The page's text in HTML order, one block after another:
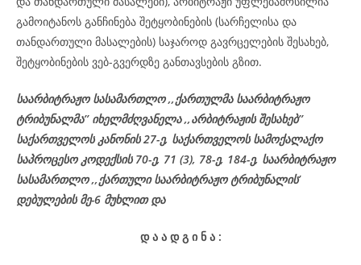
გამოიტანოს განჩინება შეტყობინების (სარჩელისა და
თანდართული მასალების) საჯაროდ გავრცელების შესახებ,
შეტყობინების ვებ-გვერდზე განთავსების გზით.
საარბიტრაჟო სასამართლო ,,ქართულმა საარბიტრაჟო
ტრიბუნალმა’’ იხელმძღვანელა,,არბიტრაჟის შესახებ’’
საქართველოს კანონის 27-ე, საქართველოს სამოქალაქო
საპროცესო კოდექსის 70-ე, 71 (3), 78-ე, 184-ე, საარბიტრაჟო
სასამართლო ,,ქართული საარბიტრაჟო ტრიბუნალის’
დებულების მე-6 მუხლით და
დ ა ა დ გ ი ნ ა :